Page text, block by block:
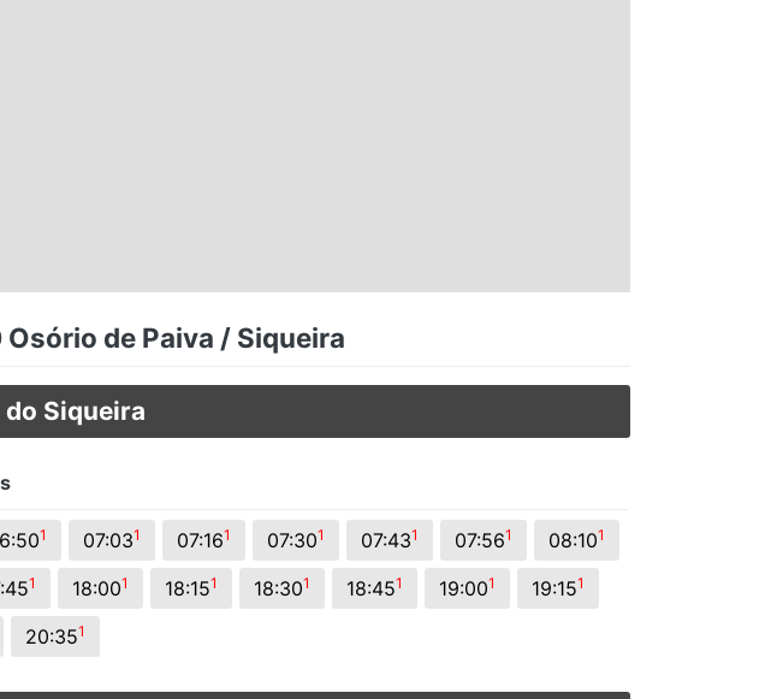
de Paiva / Siqueira
Siqueira
1 07:031 07:161 07:301 07:431 07:561 08:101
1 18:001 18:151 18:301 18:451 19:001 19:151
20:351